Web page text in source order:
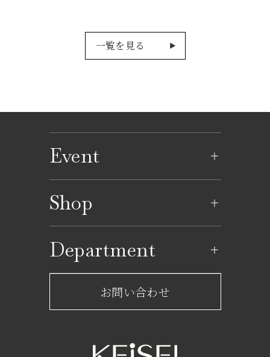
一覧を見る
Event
イベントカレンダー
Shop
レストラン一覧
ショップからのお知らせ
フロアガイド
Department
サービスのご案内
お問い合わせ